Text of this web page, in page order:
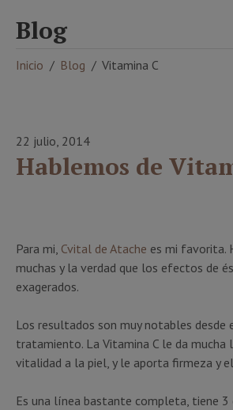
Blog
Inicio Blog Vitamina C
22 julio, 2014
Hablemos de
Para mi, Cvital de Atache es mi favorita.
muchas y la verdad que los efectos de
exagerados.
Los resultados son muy notables desde
tratamiento. La Vitamina C le da mucha
vitalidad a la piel, y le aporta firmeza y
Es una línea bastante completa, tiene 3